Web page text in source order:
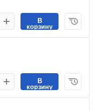
В
корзину
В
корзину